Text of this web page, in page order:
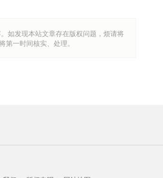
如发现本站文章存在版权问题，烦请将
一时间核实、处理。